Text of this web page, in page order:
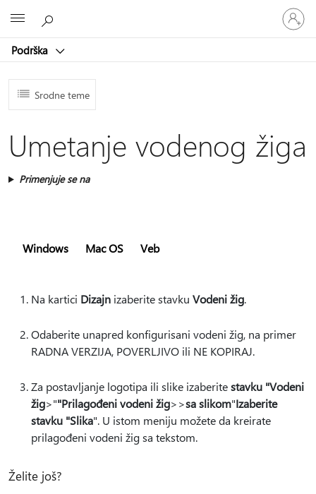
Podrška
Prijavite
se
na
Srodne teme
Umetanje vodenog žiga
Primenjuje se na
Windows Mac OS Veb
Na kartici Dizajn izaberite stavku Vodeni žig.
Odaberite unapred konfigurisani vodeni žig, na primer
RADNA VERZIJA, POVERLJIVO ili NE KOPIRAJ.
Za postavljanje logotipa ili slike izaberitestavku "Vodeni
žig>""Prilagođeni vodeni žig>>sa slikom"Izaberite
stavku "Slika". U istom meniju možete da kreirate
prilagođeni vodeni žig sa tekstom.
Želite još?